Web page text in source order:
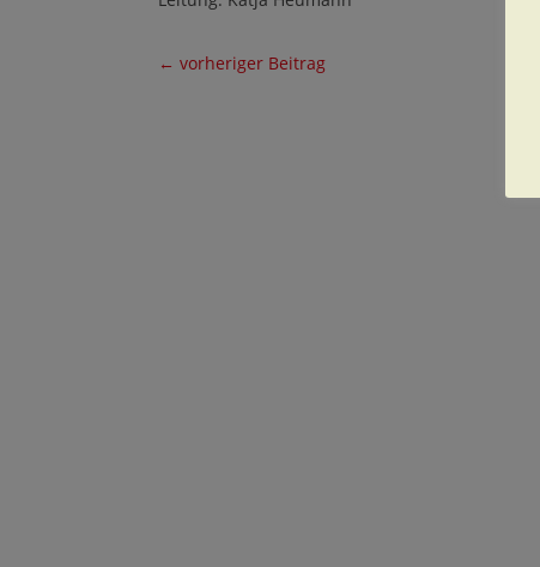
← vorheriger Beitrag